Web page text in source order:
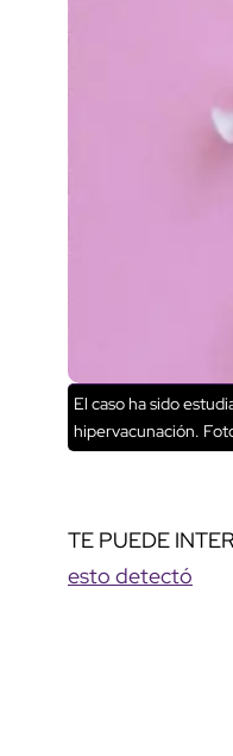
El caso ha sido
hipervacunación.
TE PUEDE
esto detectó